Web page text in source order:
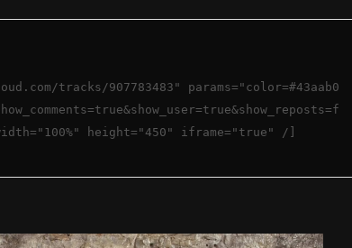
tracks/907783483" params="color=#43aab0
height="450" iframe="true" /]